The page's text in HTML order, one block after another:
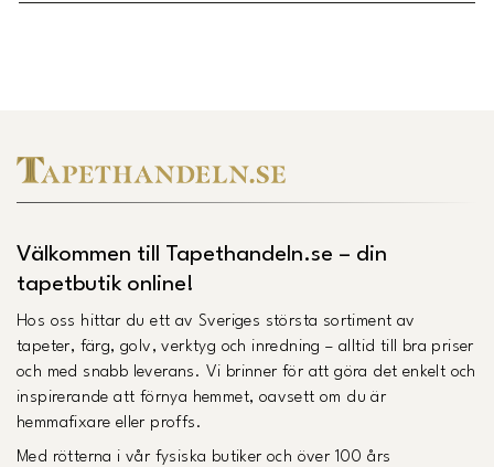
Välkommen till Tapethandeln.se – din
tapetbutik online!
Hos oss hittar du ett av Sveriges största sortiment av
tapeter, färg, golv, verktyg och inredning – alltid till bra priser
och med snabb leverans. Vi brinner för att göra det enkelt och
inspirerande att förnya hemmet, oavsett om du är
hemmafixare eller proffs.
Med rötterna i vår fysiska butiker och över 100 års